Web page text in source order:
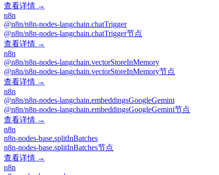
查看详情 →
n8n
@n8n/n8n-nodes-langchain.chatTrigger
@n8n/n8n-nodes-langchain.chatTrigger节点
查看详情 →
n8n
@n8n/n8n-nodes-langchain.vectorStoreInMemory
@n8n/n8n-nodes-langchain.vectorStoreInMemory节点
查看详情 →
n8n
@n8n/n8n-nodes-langchain.embeddingsGoogleGemini
@n8n/n8n-nodes-langchain.embeddingsGoogleGemini节点
查看详情 →
n8n
n8n-nodes-base.splitInBatches
n8n-nodes-base.splitInBatches节点
查看详情 →
n8n